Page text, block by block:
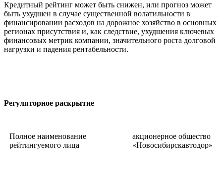
Кредитный рейтинг может быть снижен, или прогноз может
быть ухудшен в случае существенной волатильности в
финансировании расходов на дорожное хозяйство в основных
регионах присутствия и, как следствие, ухудшения ключевых
финансовых метрик компании, значительного роста долговой
нагрузки и падения рентабельности.
Регуляторное раскрытие
Полное наименование
рейтингуемого лица
акционерное общество
«Новосибирскавтодор»